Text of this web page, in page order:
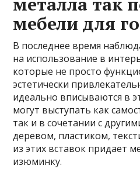
мебели для
В последнее время
на использование в
которые не просто
эстетически
идеально вписываются в
могут выступать как
так и в сочетании с
деревом, пластиком,
из этих вставок придает
изюминку.